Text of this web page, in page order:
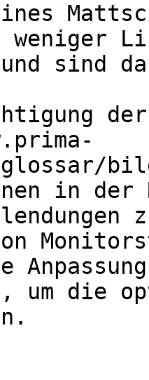
sind
in
um die